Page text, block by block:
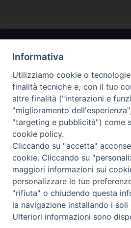
Arcidiocesi di
CONTATTI
Piazza Arcivescovado, 1 48121-
tel 0544.541655
curia@diocesiravennacervia.it
Per segnalazioni tecniche e
Informativa
Utilizziamo cookie o
finalità tecniche e, con il tuo
altre finalità ("interazioni e
"miglioramento
"targeting e pubblicità") come
cookie policy.
Cliccando su "accetta"
cookie. Cliccando su
maggiori informazioni sui
personalizzare le tue
"rifiuta" o chiudendo questa
la navigazione installando i
Ulteriori informazioni sono